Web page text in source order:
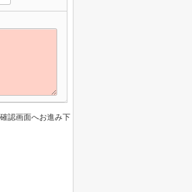
認画面へお進み下